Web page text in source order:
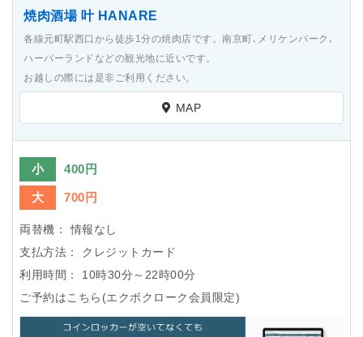
焼肉酒場 叶 HANARE
各線元町駅西口から徒歩1分の焼肉店です。南京町､メリケンパーク､
ハーバーランドなどの観光地に近いです。
お越しの際には是非ご利用ください。
MAP
小 400円
大 700円
両替機：
情報なし
支払方法：
クレジットカード
利用時間：
10時30分～22時00分
ご予約はこちら(エクボクローク会員限定)